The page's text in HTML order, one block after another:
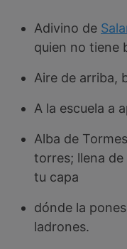
Adivino de
quien no tiene
Aire de arriba,
A la escuela a
Alba de
torres; llena
tu capa
dónde la
ladrones.